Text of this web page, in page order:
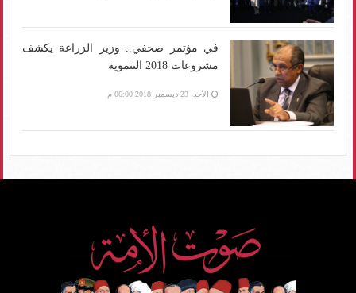
في مؤتمر صحفي.. وزير الزراعة يكشف
مشروعات 2018 التنموية
الأحد، 23 ديسمبر 2018 06:00 م